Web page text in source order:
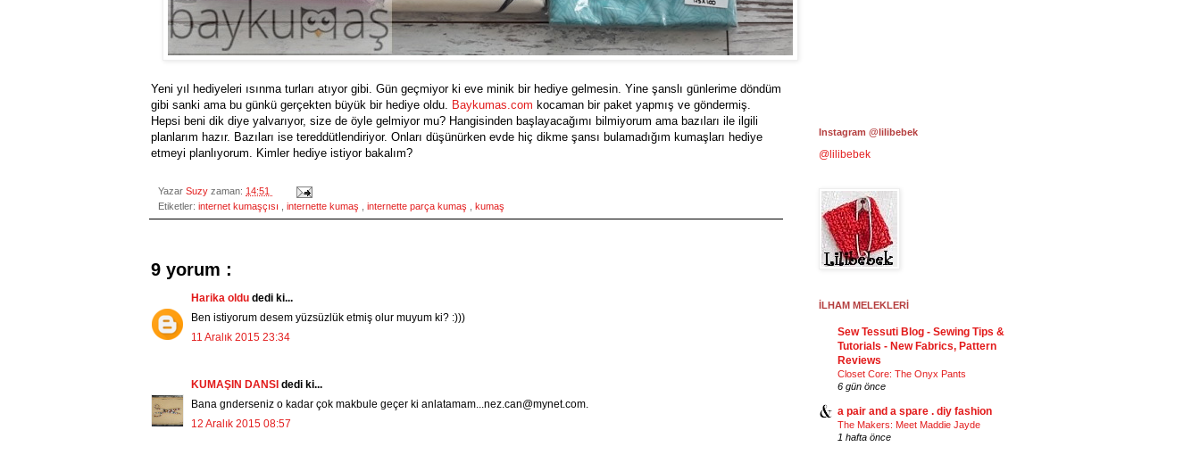
Yeni yıl hediyeleri ısınma turları atıyor gibi. Gün geçmiyor ki eve minik bir hediye gelmesin. Yine şanslı günlerime döndüm
gibi sanki ama bu günkü gerçekten büyük bir hediye oldu. Baykumas.com kocaman bir paket yapmış ve göndermiş.
Hepsi beni dik diye yalvarıyor, size de öyle gelmiyor mu? Hangisinden başlayacağımı bilmiyorum ama bazıları ile ilgili
planlarım hazır. Bazıları ise tereddütlendiriyor. Onları düşünürken evde hiç dikme şansı bulamadığım kumaşları hediye
etmeyi planlıyorum. Kimler hediye istiyor bakalım?
Yazar Suzy zaman: 14:51
Etiketler: internet kumaşçısı internette kumaş internette parça kumaş kumaş
9 yorum :
Harika oldu dedi ki...
Ben istiyorum desem yüzsüzlük etmiş olur muyum ki? :)))
11 Aralık 2015 23:34
KUMAŞIN DANSI dedi ki...
Bana gnderseniz o kadar çok makbule geçer ki anlatamam...nez.can@mynet.com.
12 Aralık 2015 08:57
Instagram @lilibebek
@lilibebek
İLHAM MELEKLERİ
Sew Tessuti Blog - Sewing Tips &
Tutorials - New Fabrics, Pattern
Reviews
Closet Core: The Onyx Pants
6 gün önce
a pair and a spare . diy fashion
The Makers: Meet Maddie Jayde
1 hafta önce